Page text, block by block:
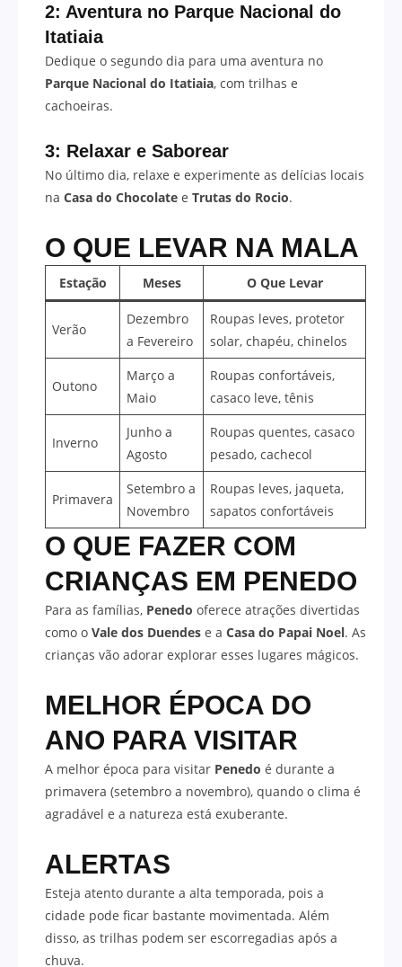
2: Aventura no Parque Nacional do
Itatiaia
Dedique o segundo dia para uma aventura no
Parque Nacional do Itatiaia, com trilhas e
cachoeiras.
3: Relaxar e Saborear
No último dia, relaxe e experimente as delícias locais
na Casa do Chocolate e Trutas do Rocio.
O QUE LEVAR NA MALA
Estação Meses O Que Levar
Verão
Dezembro
a Fevereiro
Roupas leves, protetor
solar, chapéu, chinelos
Outono
Março a
Maio
Roupas confortáveis,
casaco leve, tênis
Inverno
Junho a
Agosto
Roupas quentes, casaco
pesado, cachecol
Primavera
Setembro a
Novembro
Roupas leves, jaqueta,
sapatos confortáveis
O QUE FAZER COM
CRIANÇAS EM PENEDO
Para as famílias, Penedo oferece atrações divertidas
como o Vale dos Duendes e a Casa do Papai Noel. As
crianças vão adorar explorar esses lugares mágicos.
MELHOR ÉPOCA DO
ANO PARA VISITAR
A melhor época para visitar Penedo é durante a
primavera (setembro a novembro), quando o clima é
agradável e a natureza está exuberante.
ALERTAS
Esteja atento durante a alta temporada, pois a
cidade pode ficar bastante movimentada. Além
disso, as trilhas podem ser escorregadias após a
chuva.